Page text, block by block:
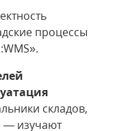
процессы
складов,
— изучают